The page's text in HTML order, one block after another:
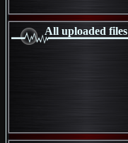
All uploaded files